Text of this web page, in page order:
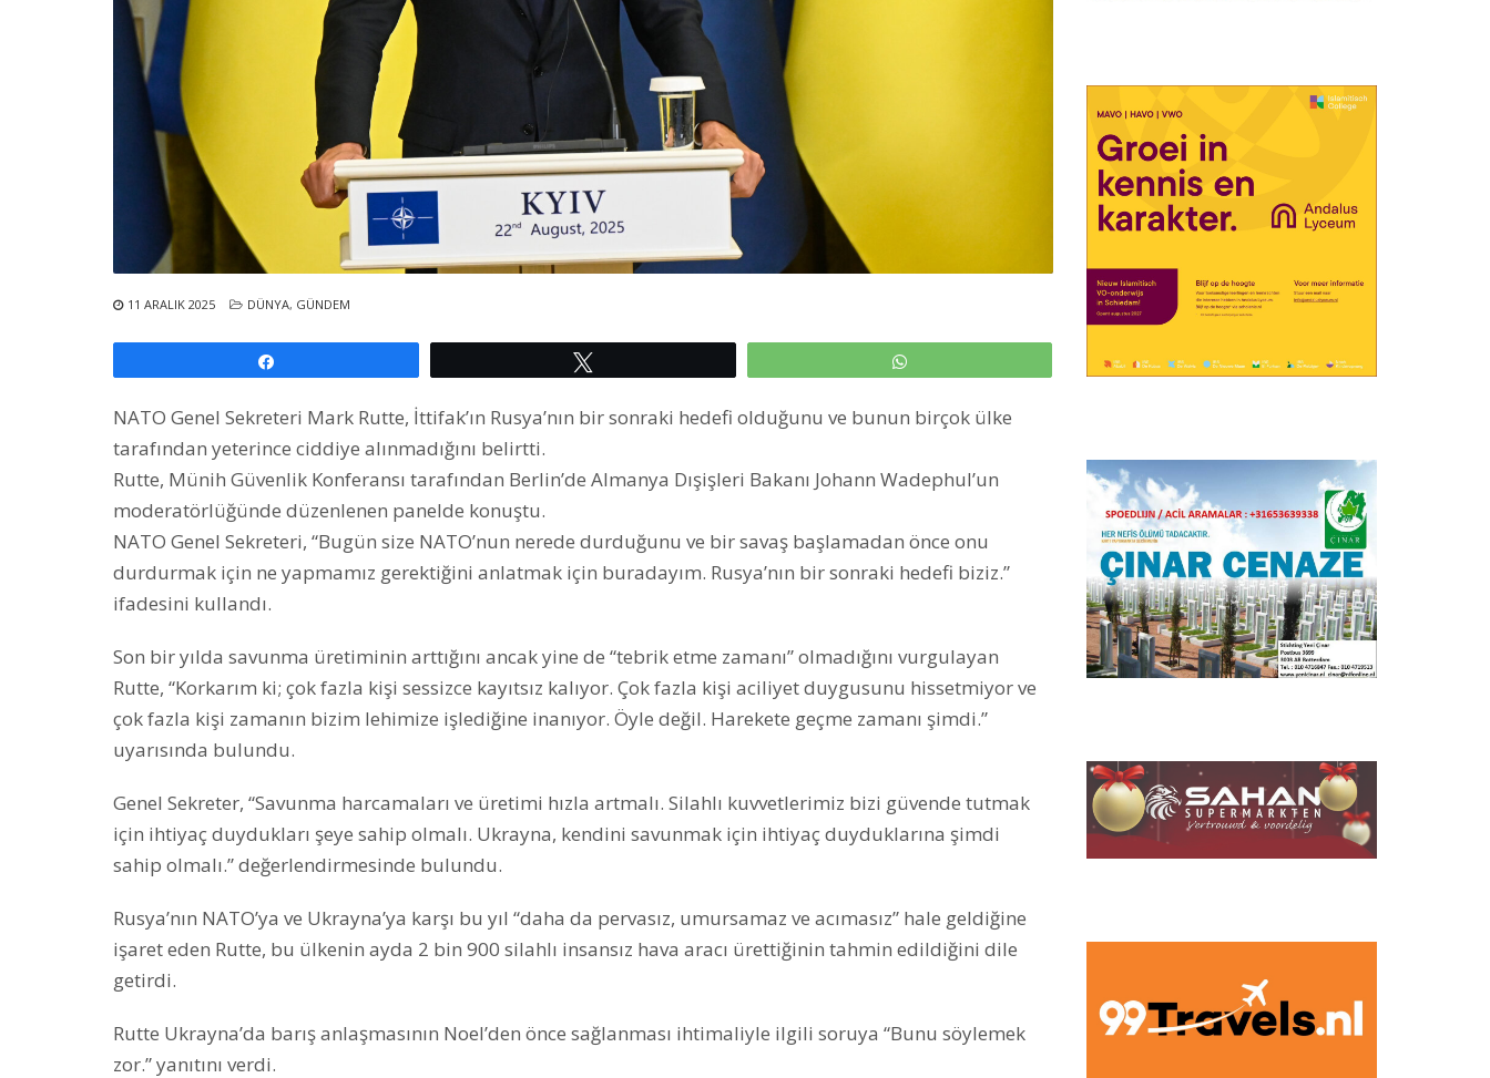
11 ARALIK 2025 DÜNYA, GÜNDEM
NATO Genel Sekreteri Mark Rutte, İttifak’ın Rusya’nın bir sonraki hedefi olduğunu ve bunun birçok ülke
tarafından yeterince ciddiye alınmadığını belirtti.
Rutte, Münih Güvenlik Konferansı tarafından Berlin’de Almanya Dışişleri Bakanı Johann Wadephul’un
moderatörlüğünde düzenlenen panelde konuştu.
NATO Genel Sekreteri, “Bugün size NATO’nun nered​​​​​​​e durduğunu ve bir savaş başlamadan önce onu
durdurmak için ne yapmamız gerektiğini anlatmak için buradayım. Rusya’nın bir sonraki hedefi biziz.”
ifadesini kullandı.
Son bir yılda savunma üretiminin arttığını ancak yine de “tebrik etme zamanı” olmadığını vurgulayan
Rutte, “Korkarım ki; çok fazla kişi sessizce kayıtsız kalıyor. Çok fazla kişi aciliyet duygusunu hissetmiyor ve
çok fazla kişi zamanın bizim lehimize işlediğine inanıyor. Öyle değil. Harekete geçme zamanı şimdi.”
uyarısında bulundu.
Genel Sekreter, “Savunma harcamaları ve üretimi hızla artmalı. Silahlı kuvvetlerimiz bizi güvende tutmak
için ihtiyaç duydukları şeye sahip olmalı. Ukrayna, kendini savunmak için ihtiyaç duyduklarına şimdi
sahip olmalı.” değerlendirmesinde bulundu.
Rusya’nın NATO’ya ve Ukrayna’ya karşı bu yıl “daha da pervasız, umursamaz ve acımasız” hale geldiğine
işaret eden Rutte, bu ülkenin ayda 2 bin 900 silahlı insansız hava aracı ürettiğinin tahmin edildiğini dile
getirdi.
Rutte Ukrayna’da barış anlaşmasının Noel’den önce sağlanması ihtimaliyle ilgili soruya “Bunu söylemek
zor.” yanıtını verdi.